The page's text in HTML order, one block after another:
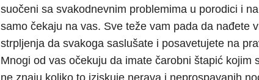
suočeni sa svakodnevnim problemima u porodici i
samo čekaju na vas. Sve teže vam pada da nađete
strpljenja da svakoga saslušate i posavetujete na
Mnogi od vas očekuju da imate čarobni štapić kojim
ne znaju koliko to iziskuje nerava i neprospavanih